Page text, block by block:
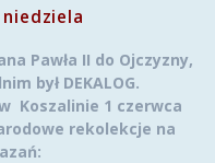
Pawła II do Ojczyzny,
był DEKALOG.
w Koszalinie 1 czerwca
rekolekcje na